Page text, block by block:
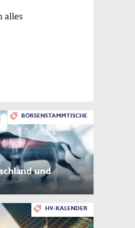
alles
BÖRSENSTAMMTISCHE
und
HV-KALENDER